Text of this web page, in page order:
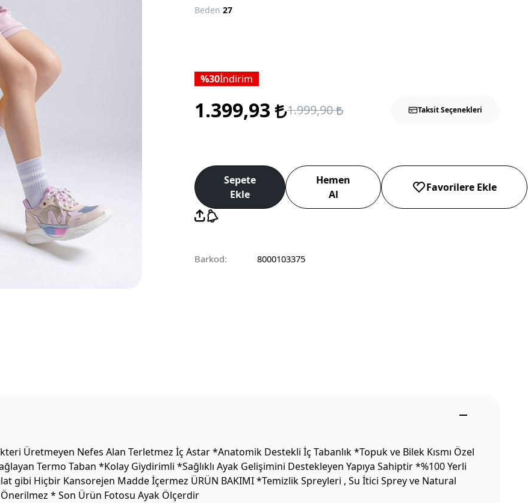
Beden27
30İndirim
1.399,93 1.999,90 Taksit Seçenekleri
Sepete
Ekle
Hemen
Al
Favorilere Ekle
Barkod: 8000103375
Üretmeyen Nefes Alan Terletmez İç Astar *Anatomik Destekli İç Tabanlık *Topuk ve Bilek Kısmı Özel
Termo Taban *Kolay Giydirimli *Sağlıklı Ayak Gelişimini Destekleyen Yapıya Sahiptir *%100 Yerli
gibi Hiçbir Kansorejen Madde İçermez ÜRÜN BAKIMI *Temizlik Spreyleri , Su İtici Sprey ve Natural
Önerilmez * Son Ürün Fotosu Ayak Ölçerdir